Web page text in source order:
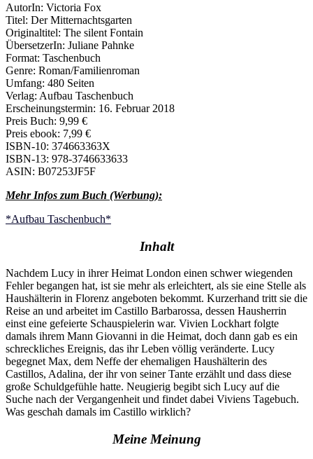
AutorIn: Victoria Fox
Titel: Der Mitternachtsgarten
Originaltitel: The silent Fontain
ÜbersetzerIn: Juliane Pahnke
Format: Taschenbuch
Genre: Roman/Familienroman
Umfang: 480 Seiten
Verlag: Aufbau Taschenbuch
Erscheinungstermin: 16. Februar 2018
Preis Buch: 9,99 €
Preis ebook: 7,99 €
ISBN-10: 374663363X
ISBN-13: 978-3746633633
ASIN: B07253JF5F
Mehr Infos zum Buch (Werbung):
*Aufbau Taschenbuch*
Inhalt
Nachdem Lucy in ihrer Heimat London einen schwer wiegenden
Fehler begangen hat, ist sie mehr als erleichtert, als sie eine Stelle als
Haushälterin in Florenz angeboten bekommt. Kurzerhand tritt sie die
Reise an und arbeitet im Castillo Barbarossa, dessen Hausherrin
einst eine gefeierte Schauspielerin war. Vivien Lockhart folgte
damals ihrem Mann Giovanni in die Heimat, doch dann gab es ein
schreckliches Ereignis, das ihr Leben völlig veränderte. Lucy
begegnet Max, dem Neffe der ehemaligen Haushälterin des
Castillos, Adalina, der ihr von seiner Tante erzählt und dass diese
große Schuldgefühle hatte. Neugierig begibt sich Lucy auf die
Suche nach der Vergangenheit und findet dabei Viviens Tagebuch.
Was geschah damals im Castillo wirklich?
Meine Meinung